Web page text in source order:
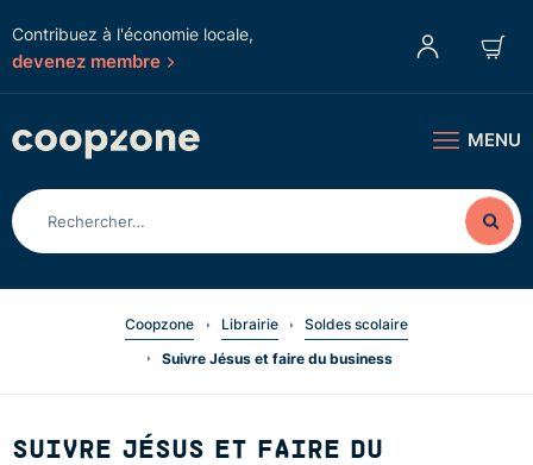
Contribuez à l'économie locale,
devenez membre
MENU
Coopzone Librairie
Soldes scolaire
Suivre Jésus et faire du business
SUIVRE JÉSUS ET FAIRE DU